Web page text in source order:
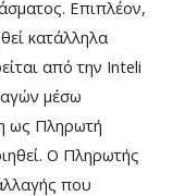
Επιπλέον,
κατάλληλα
από την Inteli
μέσω
ως Πληρωτή
Ο Πληρωτής
που